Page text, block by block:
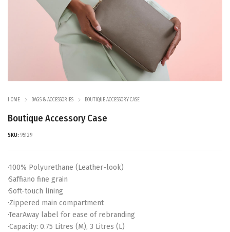
HOME BAGS & ACCESSORIES BOUTIQUE ACCESSORY CASE
Boutique Accessory Case
SKU: 95129
·100% Polyurethane (Leather-look)
·Saffiano fine grain
·Soft-touch lining
·Zippered main compartment
·TearAway label for ease of rebranding
·Capacity: 0.75 Litres (M), 3 Litres (L)